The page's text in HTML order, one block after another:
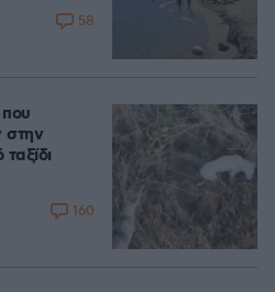
58
στην
160